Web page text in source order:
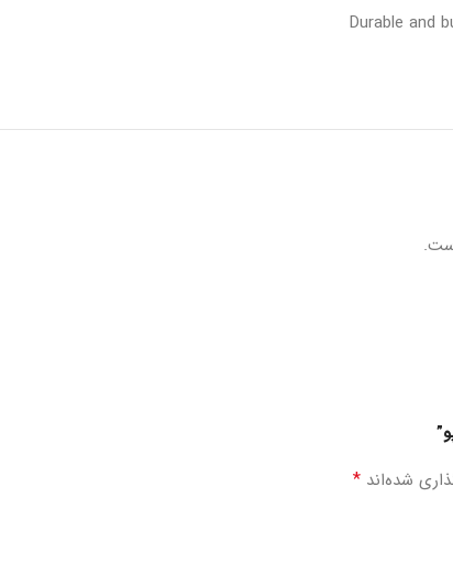
Durable and
شده‌اند *